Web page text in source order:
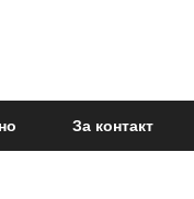
За контакт